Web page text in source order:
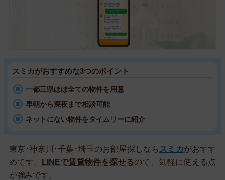
スミカがおすすめな3つのポイント
一都三県ほぼ全ての物件を用意
早朝から深夜まで相談可能
ネットにない物件をタイムリーに紹介
東京･神奈川･千葉･埼玉のお部屋探しなら スミカがおすす
めです。
LINEで賃貸物件を探せるので、気軽に使える点
が強みです。